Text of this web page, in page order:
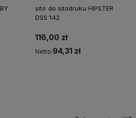
sito do sitodruku HIPSTER
DSS 142
116,00 zł
Netto:94,31 zł